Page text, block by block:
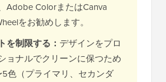
Adobe ColorまたはCanva
をお勧めします。
を制限する： デザインをプロ
ョナルでクリーンに保つため
5色（プライマリ、セカンダ